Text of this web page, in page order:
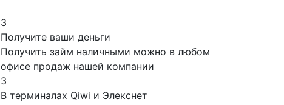
3
Получите ваши деньги
Получить займ наличными можно в любом
офисе продаж нашей компании
3
В терминалах Qiwi и Элекснет